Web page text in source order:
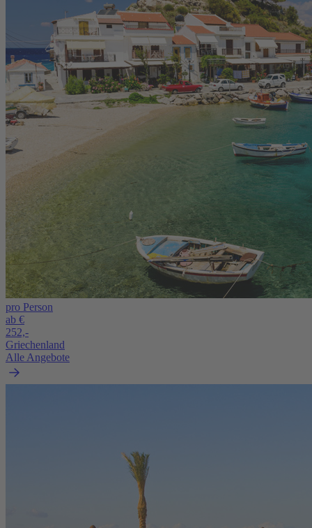
pro Person
ab €
252,-
Griechenland
Alle Angebote